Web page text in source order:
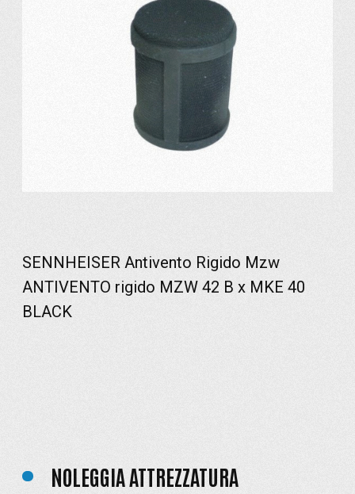
SENNHEISER Antivento Rigido Mzw
ANTIVENTO rigido MZW 42 B x MKE 40
BLACK
NOLEGGIA ATTREZZATURA